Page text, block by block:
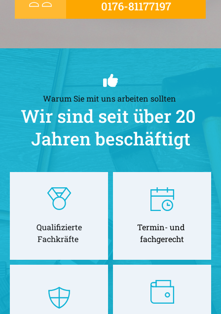
0176-81177197
Warum Sie mit uns arbeiten sollten
Wir sind seit über 20
Jahren beschäftigt
Qualifizierte
Fachkräfte
Termin- und
fachgerecht